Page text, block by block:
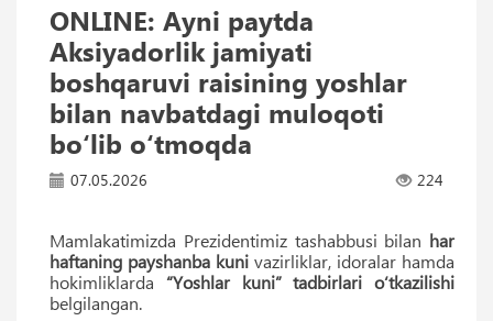
ONLINE: Ayni paytda
Aksiyadorlik jamiyati
boshqaruvi raisining yoshlar
bilan navbatdagi muloqoti
bo‘lib o‘tmoqda
07.05.2026 224
Mamlakatimizda Prezidentimiz tashabbusi bilan har
haftaning payshanba kuni vazirliklar, idoralar hamda
hokimliklarda “Yoshlar kuni” tadbirlari o‘tkazilishi
belgilangan.